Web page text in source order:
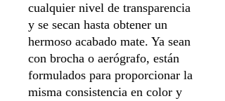
cualquier nivel de transparencia
y se secan hasta obtener un
hermoso acabado mate. Ya sean
con brocha o aerógrafo, están
formulados para proporcionar la
misma consistencia en color y